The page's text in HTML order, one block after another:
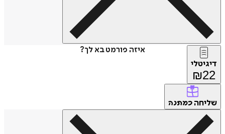
איזה פורמט בא לך?
דיגיטלי
₪22
שליחה כמתנה